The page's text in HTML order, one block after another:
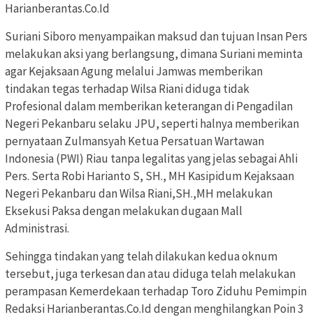
Harianberantas.Co.Id
Suriani Siboro menyampaikan maksud dan tujuan Insan Pers
melakukan aksi yang berlangsung, dimana Suriani meminta
agar Kejaksaan Agung melalui Jamwas memberikan
tindakan tegas terhadap Wilsa Riani diduga tidak
Profesional dalam memberikan keterangan di Pengadilan
Negeri Pekanbaru selaku JPU, seperti halnya memberikan
pernyataan Zulmansyah Ketua Persatuan Wartawan
Indonesia (PWI) Riau tanpa legalitas yang jelas sebagai Ahli
Pers. Serta Robi Harianto S, SH., MH Kasipidum Kejaksaan
Negeri Pekanbaru dan Wilsa Riani,SH.,MH melakukan
Eksekusi Paksa dengan melakukan dugaan Mall
Administrasi.
Sehingga tindakan yang telah dilakukan kedua oknum
tersebut, juga terkesan dan atau diduga telah melakukan
perampasan Kemerdekaan terhadap Toro Ziduhu Pemimpin
Redaksi Harianberantas.Co.Id dengan menghilangkan Poin 3